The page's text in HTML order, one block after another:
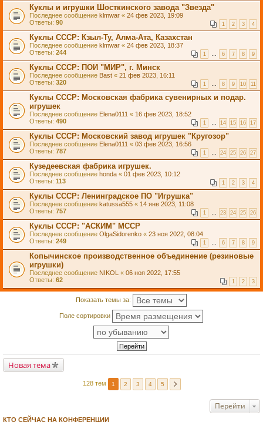
Куклы и игрушки Шосткинского завода "Звезда"
Последнее сообщение klmwar « 24 фев 2023, 19:09
Ответы: 90 1 2 3 4
Куклы СССР: Кзыл-Ту, Алма-Ата, Казахстан
Последнее сообщение klmwar « 24 фев 2023, 18:37
Ответы: 244 1 … 6 7 8 9
Куклы СССР: ПОИ "МИР", г. Минск
Последнее сообщение Bast « 21 фев 2023, 16:11
Ответы: 320 1 … 8 9 10 11
Куклы СССР: Московская фабрика сувенирных и подар.
игрушек
Последнее сообщение Elena0111 « 16 фев 2023, 18:52
Ответы: 490 1 … 14 15 16 17
Куклы СССР: Московский завод игрушек "Кругозор"
Последнее сообщение Elena0111 « 03 фев 2023, 16:56
Ответы: 787 1 … 24 25 26 27
Кузедеевская фабрика игрушек.
Последнее сообщение honda « 01 фев 2023, 10:12
Ответы: 113 1 2 3 4
Куклы СССР: Ленинградское ПО "Игрушка"
Последнее сообщение katussa555 « 14 янв 2023, 11:08
Ответы: 757 1 … 23 24 25 26
Куклы СССР: "АСКИМ" МССР
Последнее сообщение OlgaSidorenko « 23 ноя 2022, 08:04
Ответы: 249 1 … 6 7 8 9
Копычинское производственное объединение (резиновые
игрушки)
Последнее сообщение NIKOL « 06 ноя 2022, 17:55
Ответы: 62 1 2 3
Показать темы за:
Поле сортировки
Новая тема
128 тем 1 2 3 4 5
Перейти
КТО СЕЙЧАС НА КОНФЕРЕНЦИИ